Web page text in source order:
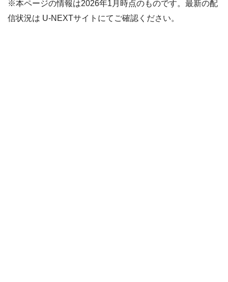
※本ページの情報は2026年1月時点のものです。最新の配
信状況は U-NEXTサイトにてご確認ください。